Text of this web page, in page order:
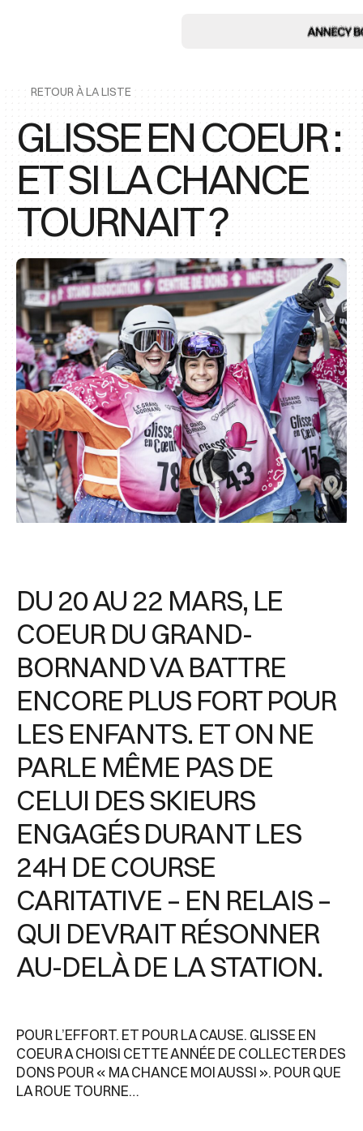
RETOUR À LA LISTE
GLISSE EN COEUR :
ET SI LA CHANCE
TOURNAIT ?
DU 20 AU 22 MARS, LE
COEUR DU GRAND-
BORNAND VA BATTRE
ENCORE PLUS FORT POUR
LES ENFANTS. ET ON NE
PARLE MÊME PAS DE
CELUI DES SKIEURS
ENGAGÉS DURANT LES
24H DE COURSE
CARITATIVE – EN RELAIS –
QUI DEVRAIT RÉSONNER
AU-DELÀ DE LA STATION.
POUR L’EFFORT. ET POUR LA CAUSE. GLISSE EN
COEUR A CHOISI CETTE ANNÉE DE COLLECTER DES
DONS POUR « MA CHANCE MOI AUSSI ». POUR QUE
LA ROUE TOURNE…